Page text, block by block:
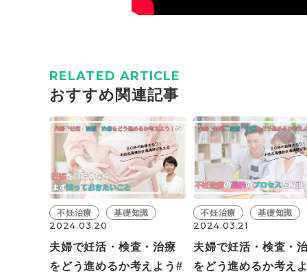
RELATED ARTICLE
おすすめ関連記事
不妊治療 基礎知識
2024.03.20
夫婦で妊活・検査・治療
をどう進めるか考えよう#
不妊治療 基礎知識
2024.03.21
夫婦で妊活・検査・
をどう進めるか考え